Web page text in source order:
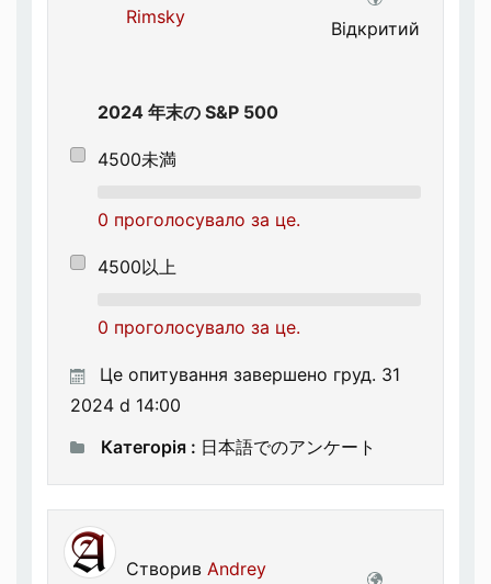
Rimsky
Відкритий
2024 年末の S&P 500
4500未満
0 проголосувало за це.
4500以上
0 проголосувало за це.
Це опитування завершено груд. 31
2024 d 14:00
Категорія : 日本語でのアンケート
Створив Andrey